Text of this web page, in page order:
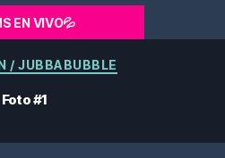
EN VIVO💦
Categorías
/ JUBBABUBBLE
Foto #1